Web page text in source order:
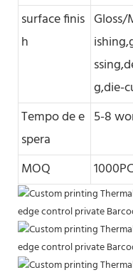
surface finis
h
g,die-
Tempo de e
spera
5-8
MOQ